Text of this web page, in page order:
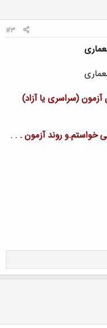
#3
(سراسری یا آزاد)
خواستم.و روند آزمون . . .